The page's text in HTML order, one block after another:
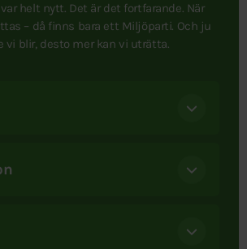
helt nytt. Det är det fortfarande. När
– då finns bara ett Miljöparti. Och ju
vi blir, desto mer kan vi uträtta.